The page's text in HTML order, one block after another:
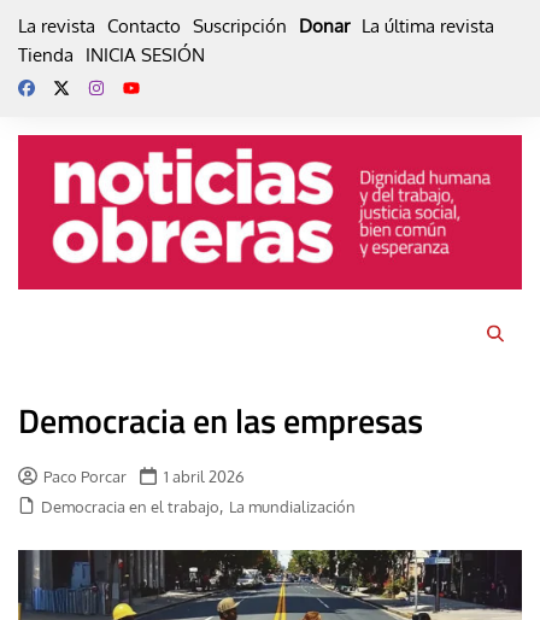
La revista Contacto Suscripción Donar La última revista
Tienda
INICIA SESIÓN
Democracia en las empresas
Paco Porcar
1 abril 2026
Democracia en el trabajo, La mundialización